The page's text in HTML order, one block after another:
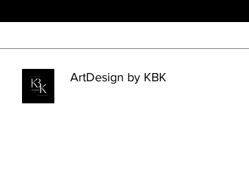
ArtDesign by KBK